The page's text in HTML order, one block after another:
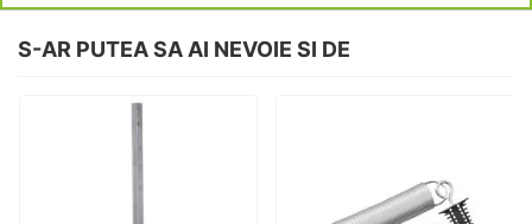
S-AR PUTEA SA AI NEVOIE SI DE